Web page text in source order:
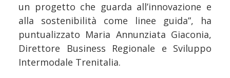
un progetto che guarda all’innovazione e
alla sostenibilità come linee guida”, ha
puntualizzato Maria Annunziata Giaconia,
Direttore Business Regionale e Sviluppo
Intermodale Trenitalia.